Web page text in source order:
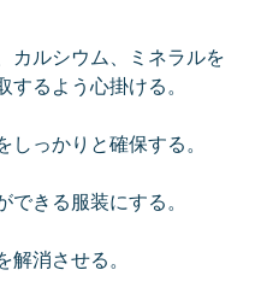
カルシウム、ミネラルを
するよう心掛ける。
っかりと確保する。
きる服装にする。
消させる。